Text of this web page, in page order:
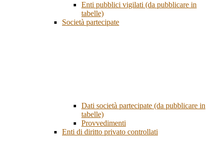
Enti pubblici vigilati (da pubblicare in
tabelle)
Società partecipate
Dati società partecipate (da pubblicare in
tabelle)
Provvedimenti
Enti di diritto privato controllati